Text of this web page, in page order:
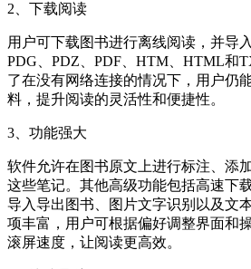
2、下载阅读
用户可下载图书进行离线阅读，并导
PDG、PDZ、PDF、HTM、HTML和
了在没有网络连接的情况下，用户仍
料，提升阅读的灵活性和便捷性。
3、功能强大
软件允许在图书原文上进行标注、添
这些笔记。其他高级功能包括高速下
导入导出图书、图片文字识别以及文
项丰富，用户可根据偏好调整界面和
滚屏速度，让阅读更高效。